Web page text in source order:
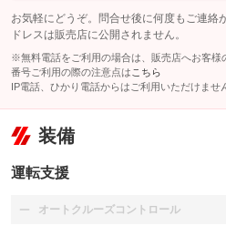
お気軽にどうぞ。問合せ後に何度もご連絡
ドレスは販売店に公開されません。
※無料電話をご利用の場合は、販売店へお客様
番号ご利用の際の注意点は こちら
IP電話、ひかり電話からはご利用いただけませ
装備
運転支援
オートクルーズコントロール
：装備なし